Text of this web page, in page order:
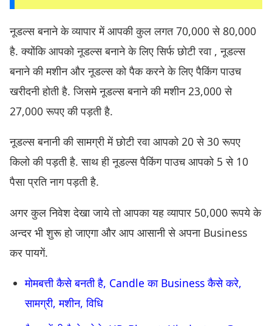
नूडल्स बनाने के व्यापार में आपकी कुल लगत 70,000 से 80,000
है. क्योंकि आपको नूडल्स बनाने के लिए सिर्फ छोटी रवा , नूडल्स
बनाने की मशीन और नूडल्स को पैक करने के लिए पैकिंग पाउच
खरीदनी होती है. जिसमे नूडल्स बनाने की मशीन 23,000 से
27,000 रूपए की पड़ती है.
नूडल्स बनानी की सामग्री में छोटी रवा आपको 20 से 30 रूपए
किलो की पड़ती है. साथ ही नूडल्स पैकिंग पाउच आपको 5 से 10
पैसा प्रति नाग पड़ती है.
अगर कुल निवेश देखा जाये तो आपका यह व्यापार 50,000 रूपये के
अन्दर भी शुरू हो जाएगा और आप आसानी से अपना Business
कर पायगें.
मोमबत्ती कैसे बनती है, Candle का Business कैसे करे,
सामग्री, मशीन, विधि